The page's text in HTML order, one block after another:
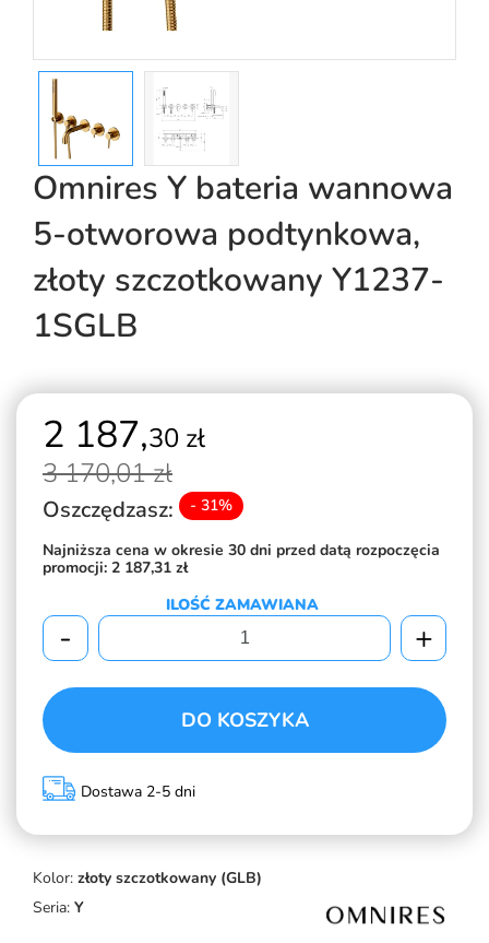
Omnires Y bateria wannowa
5-otworowa podtynkowa,
złoty szczotkowany Y1237-
1SGLB
Kolor: złoty szczotkowany (GLB)
Seria: Y
2 187,30 zł
3 170,01 zł
Oszczędzasz: - 31%
Najniższa cena w okresie 30 dni przed datą rozpoczęcia
promocji: 2 187,31 zł
ILOŚĆ ZAMAWIANA
- +
DO KOSZYKA
Dostawa 2-5 dni